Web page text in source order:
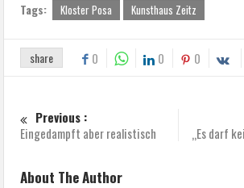
Tags: Kloster Posa Kunsthaus Zeitz
share 0 0 0
Previous :
Eingedampft aber realistisch
„Es darf
About The Author